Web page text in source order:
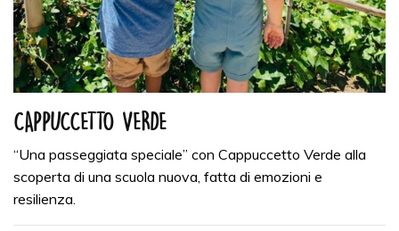
CAPPUCCETTO VERDE
“Una passeggiata speciale” con Cappuccetto Verde alla
scoperta di una scuola nuova, fatta di emozioni e
resilienza.